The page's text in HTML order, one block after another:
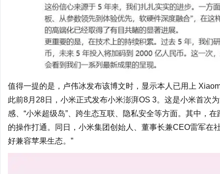
值得一提的是，卢伟冰发布该博文时，显示本人已用上
此前8月28日，小米正式发布小米澎湃OS 3。这是小米首次
感、“小米超级岛”、跨生态互联、隐私安全等方面。其中，
的操作打通。同日，小米集团创始人、董事长兼CEO雷军在
好兼容苹果生态。”